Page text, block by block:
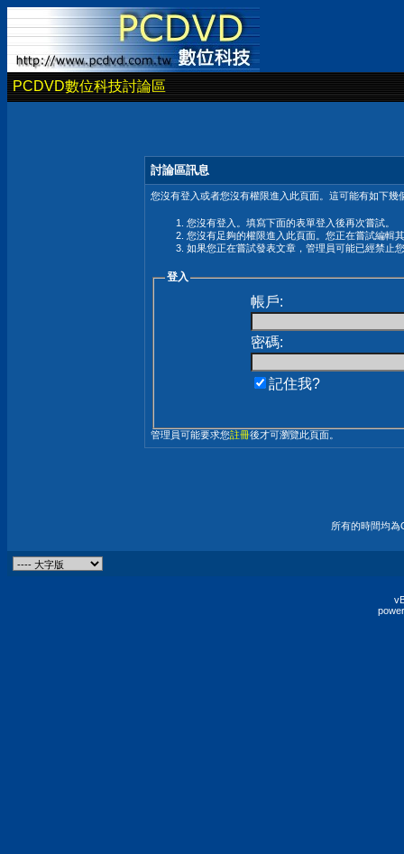
PCDVD數位科技討論區
討論區訊息
您沒有登入或者您沒有權限進入此頁面。這可能有如下幾
您沒有登入。填寫下面的表單登入後再次嘗試。
您沒有足夠的權限進入此頁面。您正在嘗試編輯
如果您正在嘗試發表文章，管理員可能已經禁止
登入
帳戶:
密碼:
記住我?
管理員可能要求您註冊後才可瀏覽此頁面。
所有的時間均為